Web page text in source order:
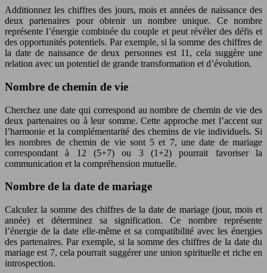
Additionnez les chiffres des jours, mois et années de naissance des
deux partenaires pour obtenir un nombre unique. Ce nombre
représente l’énergie combinée du couple et peut révéler des défis et
des opportunités potentiels. Par exemple, si la somme des chiffres de
la date de naissance de deux personnes est 11, cela suggère une
relation avec un potentiel de grande transformation et d’évolution.
Nombre de chemin de vie
Cherchez une date qui correspond au nombre de chemin de vie des
deux partenaires ou à leur somme. Cette approche met l’accent sur
l’harmonie et la complémentarité des chemins de vie individuels. Si
les nombres de chemin de vie sont 5 et 7, une date de mariage
correspondant à 12 (5+7) ou 3 (1+2) pourrait favoriser la
communication et la compréhension mutuelle.
Nombre de la date de mariage
Calculez la somme des chiffres de la date de mariage (jour, mois et
année) et déterminez sa signification. Ce nombre représente
l’énergie de la date elle-même et sa compatibilité avec les énergies
des partenaires. Par exemple, si la somme des chiffres de la date du
mariage est 7, cela pourrait suggérer une union spirituelle et riche en
introspection.